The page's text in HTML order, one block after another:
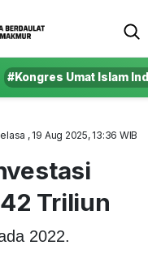
#Kongres Umat Islam
, 19 Aug 2025, 13:36 WIB
Triliun
2022.